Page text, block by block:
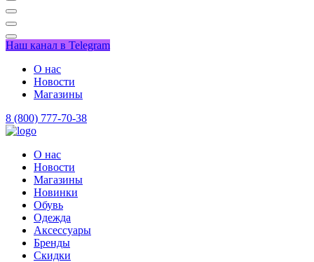
Наш канал в Telegram
О нас
Новости
Магазины
8 (800) 777-70-38
О нас
Новости
Магазины
Новинки
Обувь
Одежда
Аксессуары
Бренды
Скидки